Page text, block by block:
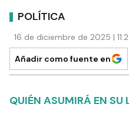
POLÍTICA
16 de diciembre de 2025 |
Añadir como fuente en
QUIÉN ASUMIRÁ EN SU